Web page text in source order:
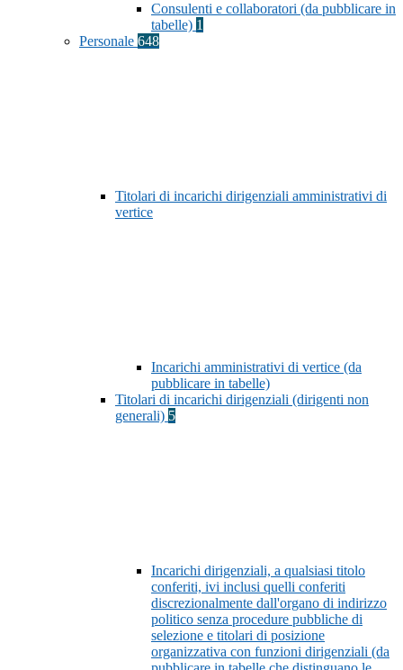
Consulenti e collaboratori (da pubblicare in
tabelle) 1
Personale 648
Titolari di incarichi dirigenziali amministrativi di
vertice
Incarichi amministrativi di vertice (da
pubblicare in tabelle)
Titolari di incarichi dirigenziali (dirigenti non
generali) 5
Incarichi dirigenziali, a qualsiasi titolo
conferiti, ivi inclusi quelli conferiti
discrezionalmente dall'organo di indirizzo
politico senza procedure pubbliche di
selezione e titolari di posizione
organizzativa con funzioni dirigenziali (da